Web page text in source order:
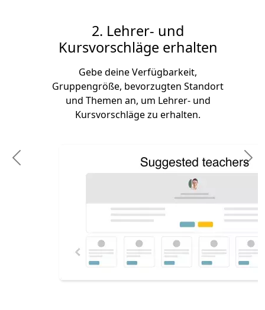
2. Lehrer- und
Kursvorschläge erhalten
Gebe deine Verfügbarkeit,
Gruppengröße, bevorzugten Standort
und Themen an, um Lehrer- und
Kursvorschläge zu erhalten.
Previous